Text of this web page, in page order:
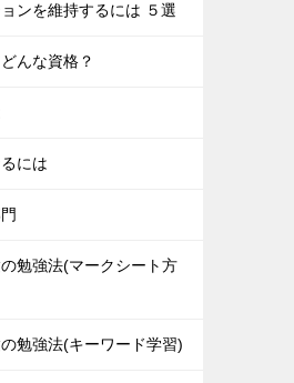
ンを維持するには ５選
んな資格？
には
勉強法(マークシート方
勉強法(キーワード学習)